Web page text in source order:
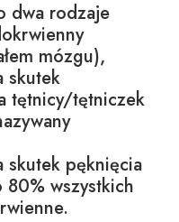
dwa rodzaje
mózgu),
skutek
tętnicy/tętniczek
pęknięcia
wszystkich